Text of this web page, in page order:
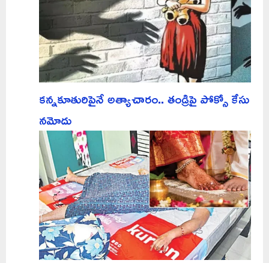
కన్నకూతురిపైనే అత్యాచారం.. తండ్రిపై పోక్సో కేసు
నమోదు